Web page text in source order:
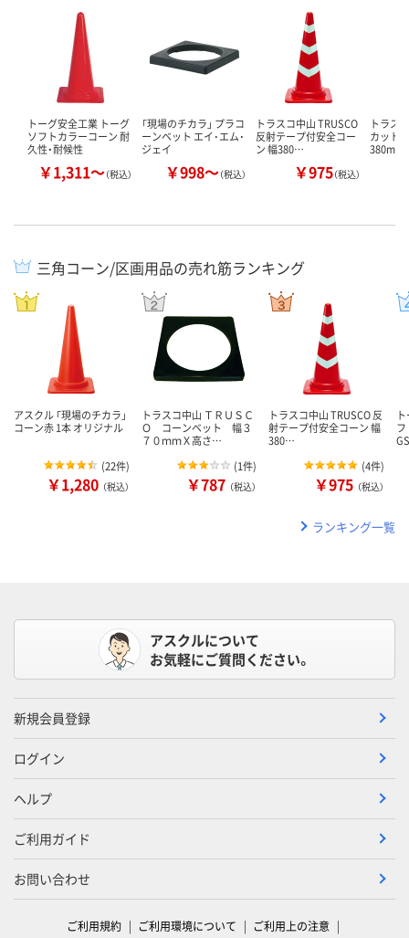
トーグ安全工業 トーグ
ソフトカラーコーン 耐
久性・耐候性
￥1,311～（税込）
「現場のチカラ」 プラコ
ーンベット エイ･エム･
ジェイ
￥998～（税込）
トラスコ中山 TRUSCO
反射テープ付安全コー
ン 幅380…
￥975（税込）
トラス
カット
三角コーン/区画用品の売れ筋ランキング
アスクル 「現場のチカラ」
コーン赤 1本 オリジナル
(22件)
￥1,280 （税込）
トラスコ中山 ＴＲＵＳＣ
Ｏ コーンベット 幅３
７０ｍｍＸ高さ…
(1件)
￥787 （税込）
トラスコ中山 TRUSCO 反
射テープ付安全コーン 幅
380…
(4件)
￥975 （税込）
ランキング一覧
アスクルについて
お気軽にご質問ください。
新規会員登録
ログイン
ヘルプ
ご利用ガイド
お問い合わせ
ご利用規約 ご利用環境について ご利用上の注意